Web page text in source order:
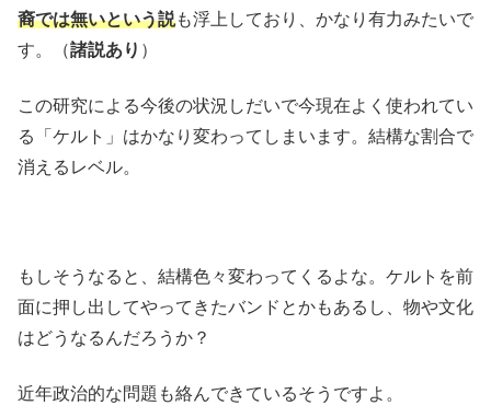
裔では無いという説も浮上しており、かなり有力みたいで
す。（諸説あり ）
この研究による今後の状況しだいで今現在よく使われてい
る「ケルト」はかなり変わってしまいます。結構な割合で
消えるレベル。
もしそうなると、結構色々変わってくるよな。ケルトを前
面に押し出してやってきたバンドとかもあるし、物や文化
はどうなるんだろうか？
近年政治的な問題も絡んできているそうですよ。